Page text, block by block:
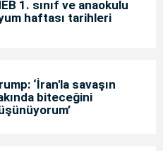
1. sınıf ve anaokulu
haftası tarihleri
‘İran'la savaşın
biteceğini